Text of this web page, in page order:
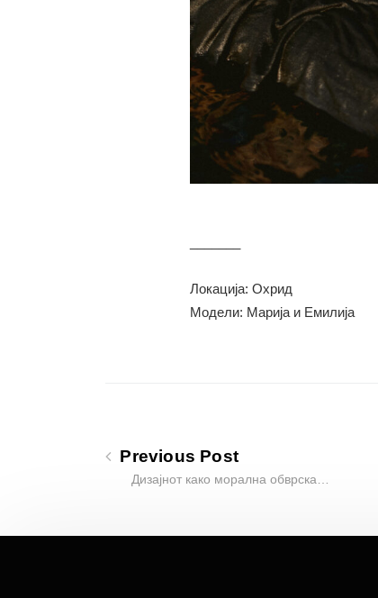
Локацијa: Охрид
Модели: Марија и Емилија
Previous Post
Дизајнот како морална обврска…